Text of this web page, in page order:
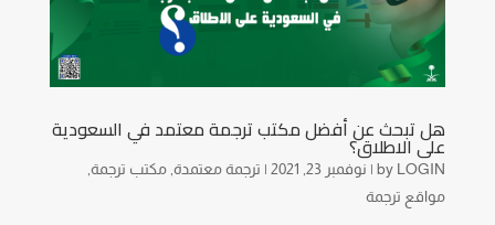
هل تبحث عن أفضل مكتب ترجمة معتمد في السعودية
على الاطلاق؟
by LOGIN
| نوفمبر 23, 2021 | ترجمة معتمدة, مكتب ترجمة,
مواقع ترجمة